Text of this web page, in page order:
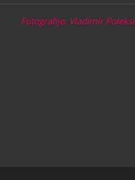
Fotografije: Vladimir